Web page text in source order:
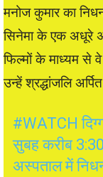
मनोज कुमार का
सिनेमा के एक अधूरे
फिल्मों के माध्यम से
उन्हें श्रद्धांजलि
#WATCH
सुबह करीब
अस्पताल में